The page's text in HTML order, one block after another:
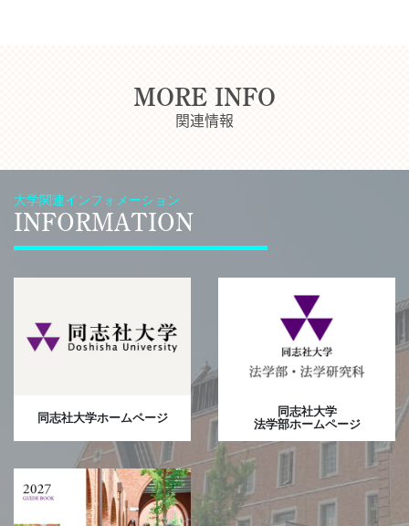
MORE INFO
関連情報
大学関連インフォメーション
INFORMATION
同志社大学ホームページ
同志社大学
法学部ホームページ